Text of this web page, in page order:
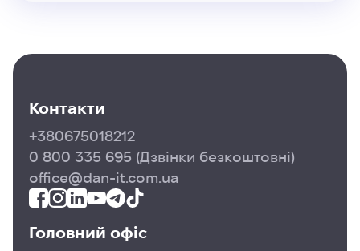
Контакти
+380675018212
0 800 335 695 (Дзвінки безкоштовні)
office@dan-it.com.ua
Головний офіс